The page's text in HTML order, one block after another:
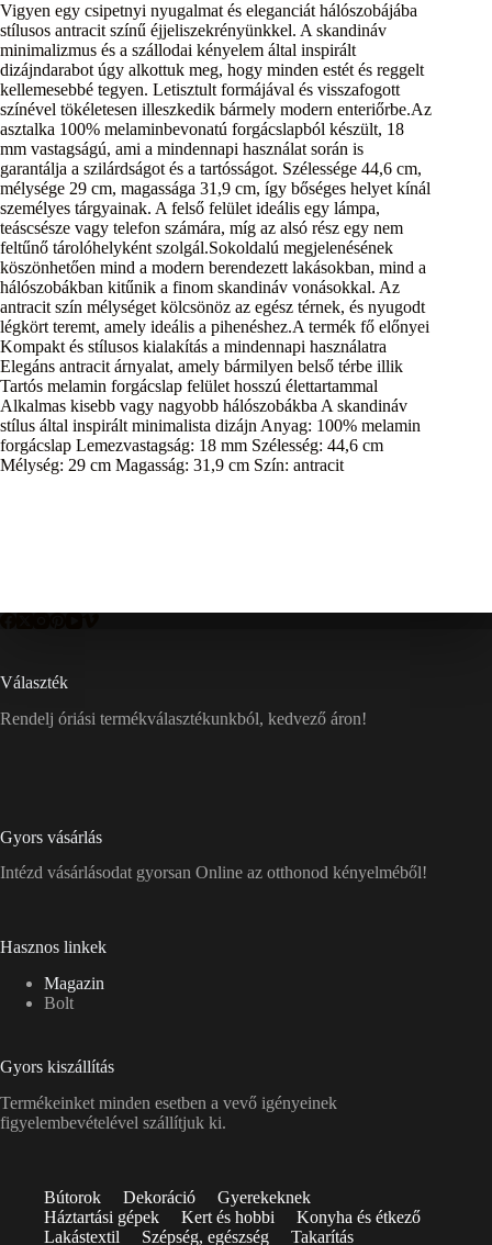
Vigyen egy csipetnyi nyugalmat és eleganciát hálószobájába
stílusos antracit színű éjjeliszekrényünkkel. A skandináv
minimalizmus és a szállodai kényelem által inspirált
dizájndarabot úgy alkottuk meg, hogy minden estét és reggelt
kellemesebbé tegyen. Letisztult formájával és visszafogott
színével tökéletesen illeszkedik bármely modern enteriőrbe.Az
asztalka 100% melaminbevonatú forgácslapból készült, 18
mm vastagságú, ami a mindennapi használat során is
garantálja a szilárdságot és a tartósságot. Szélessége 44,6 cm,
mélysége 29 cm, magassága 31,9 cm, így bőséges helyet kínál
személyes tárgyainak. A felső felület ideális egy lámpa,
teáscsésze vagy telefon számára, míg az alsó rész egy nem
feltűnő tárolóhelyként szolgál.Sokoldalú megjelenésének
köszönhetően mind a modern berendezett lakásokban, mind a
hálószobákban kitűnik a finom skandináv vonásokkal. Az
antracit szín mélységet kölcsönöz az egész térnek, és nyugodt
légkört teremt, amely ideális a pihenéshez.A termék fő előnyei
Kompakt és stílusos kialakítás a mindennapi használatra
Elegáns antracit árnyalat, amely bármilyen belső térbe illik
Tartós melamin forgácslap felület hosszú élettartammal
Alkalmas kisebb vagy nagyobb hálószobákba A skandináv
stílus által inspirált minimalista dizájn Anyag: 100% melamin
forgácslap Lemezvastagság: 18 mm Szélesség: 44,6 cm
Mélység: 29 cm Magasság: 31,9 cm Szín: antracit
Választék
Rendelj óriási termékválasztékunkból, kedvező áron!
Gyors vásárlás
Intézd vásárlásodat gyorsan Online az otthonod kényelméből!
Hasznos linkek
Magazin
Bolt
Gyors kiszállítás
Termékeinket minden esetben a vevő igényeinek
figyelembevételével szállítjuk ki.
Bútorok Dekoráció
Gyerekeknek
Háztartási gépek
Kert és hobbi
Konyha és étkező
Lakástextil
Szépség, egészség Takarítás